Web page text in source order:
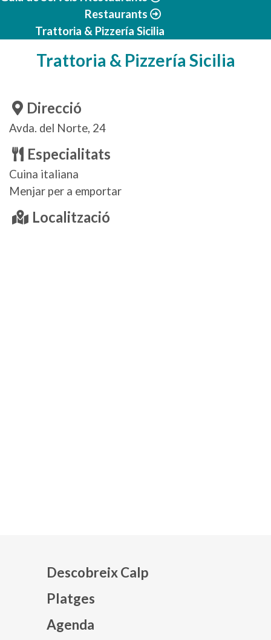
Restaurants
Trattoria & Pizzería Sicilia
Trattoria & Pizzería Sicilia
Direcció
Avda. del Norte, 24
Especialitats
Cuina italiana
Menjar per a emportar
Localització
Descobreix Calp
Platges
Agenda